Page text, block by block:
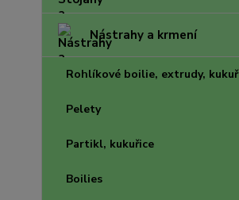
Nástrahy a krmení
Rohlíkové boilie, extrudy, kukuř
Pelety
Partikl, kukuřice
Boilies